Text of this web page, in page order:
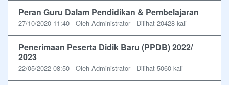
Peran Guru Dalam Pendidikan & Pembelajaran
27/10/2020 11:40 - Oleh Administrator - Dilihat 20428 kali
Penerimaan Peserta Didik Baru (PPDB) 2022/
2023
22/05/2022 08:50 - Oleh Administrator - Dilihat 5060 kali